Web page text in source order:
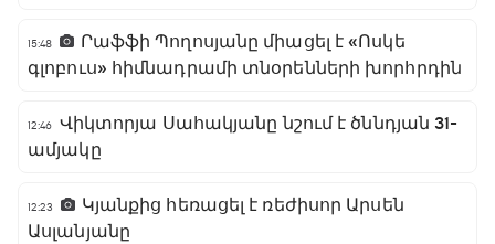
15:48
Րաֆֆի Պողոսյանը միացել է «Ոսկե
գլոբուս» հիմնադրամի տնօրենների խորհրդին
12:46 Վիկտորյա Սահակյանը նշում է ծննդյան 31-
ամյակը
12:23
Կյանքից հեռացել է ռեժիսոր Արսեն
Ասլանյանը